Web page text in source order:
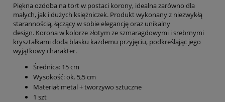
Piękna ozdoba na tort w postaci korony, idealna zarówno dla
małych, jak i dużych księżniczek. Produkt wykonany z niezwykłą
starannością, łączący w sobie elegancję oraz unikalny
design. Korona w kolorze złotym ze szmaragdowymi i srebrnymi
kryształkami doda blasku każdemu przyjęciu, podkreślając jego
wyjątkowy charakter.
Średnica: 15 cm
Wysokość: ok. 5,5 cm
Materiał: metal + tworzywo sztuczne
1 szt